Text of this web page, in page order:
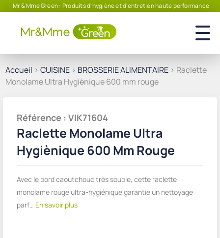
Mr & Mme Green : Produits d'hygiène et d'entretien haute performance
Accueil > CUISINE > BROSSERIE ALIMENTAIRE > Raclette
Monolame Ultra Hygiènique 600 mm rouge
Référence : VIK71604
Raclette Monolame Ultra
Hygiènique 600 Mm Rouge
Avec le bord caoutchouc très souple, cette raclette
monolame rouge ultra-hygiénique garantie un nettoyage
parf… En savoir plus